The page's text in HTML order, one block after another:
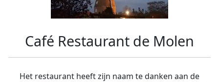
Café Restaurant de Molen
Het restaurant heeft zijn naam te danken aan de